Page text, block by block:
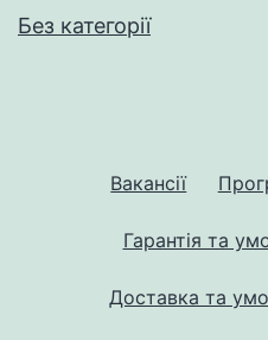
Без категорії
Вакансії
Гарантія та
Доставка та